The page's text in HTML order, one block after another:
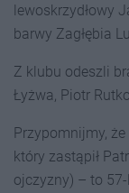
lewoskrzydłowy
barwy Zagłębia
Z klubu odeszli
Łyżwa, Piotr
Przypomnijmy,
który zastąpił
ojczyzny) – to